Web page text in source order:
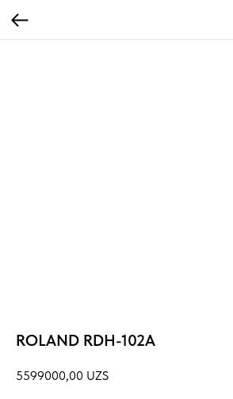
ROLAND RDH-102A
5599000,00 UZS